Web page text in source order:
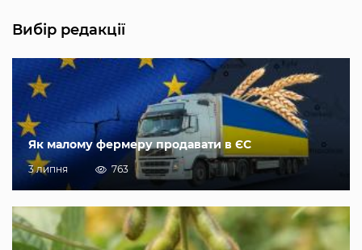
Вибір редакції
Як малому фермеру продавати в ЄС
3 липня 763